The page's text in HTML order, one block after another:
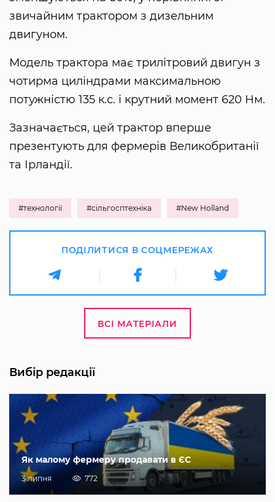
звичайним трактором з дизельним
двигуном.
Модель трактора має трилітровий двигун з
чотирма циліндрами максимальною
потужністю 135 к.с. і крутний момент 620 Нм.
Зазначається, цей трактор вперше
презентують для фермерів Великобританії
та Ірландії.
#технології #сільгосптехніка #New Holland
ПОДІЛИТИСЯ В СОЦМЕРЕЖАХ
ВСІ МАТЕРІАЛИ
Вибір редакції
Як малому фермеру продавати в ЄС
3 липня 772